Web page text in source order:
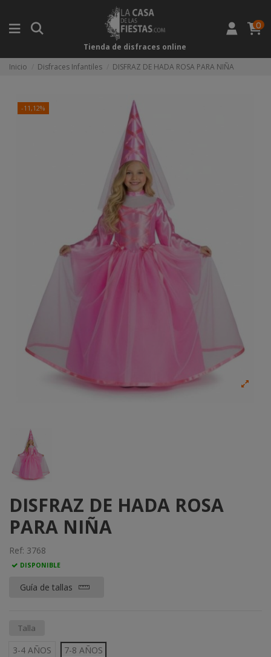
Tienda de disfraces online
0
Inicio Disfraces Infantiles DISFRAZ DE HADA ROSA PARA NIÑA
-11,12%
DISFRAZ DE HADA ROSA
PARA NIÑA
Ref: 3768
DISPONIBLE
Guía de tallas
Talla
3-4 AÑOS 7-8 AÑOS